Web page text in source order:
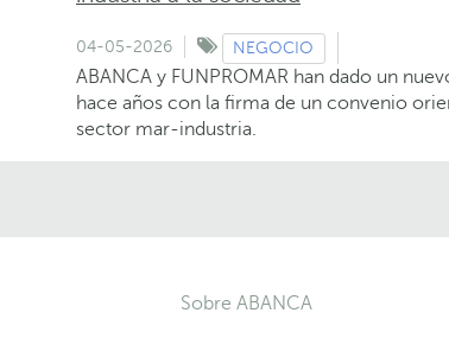
04-05-2026 NEGOCIO
ABANCA y FUNPROMAR han dado un
hace años con la firma de un convenio
sector mar-industria.
Sobre ABANCA